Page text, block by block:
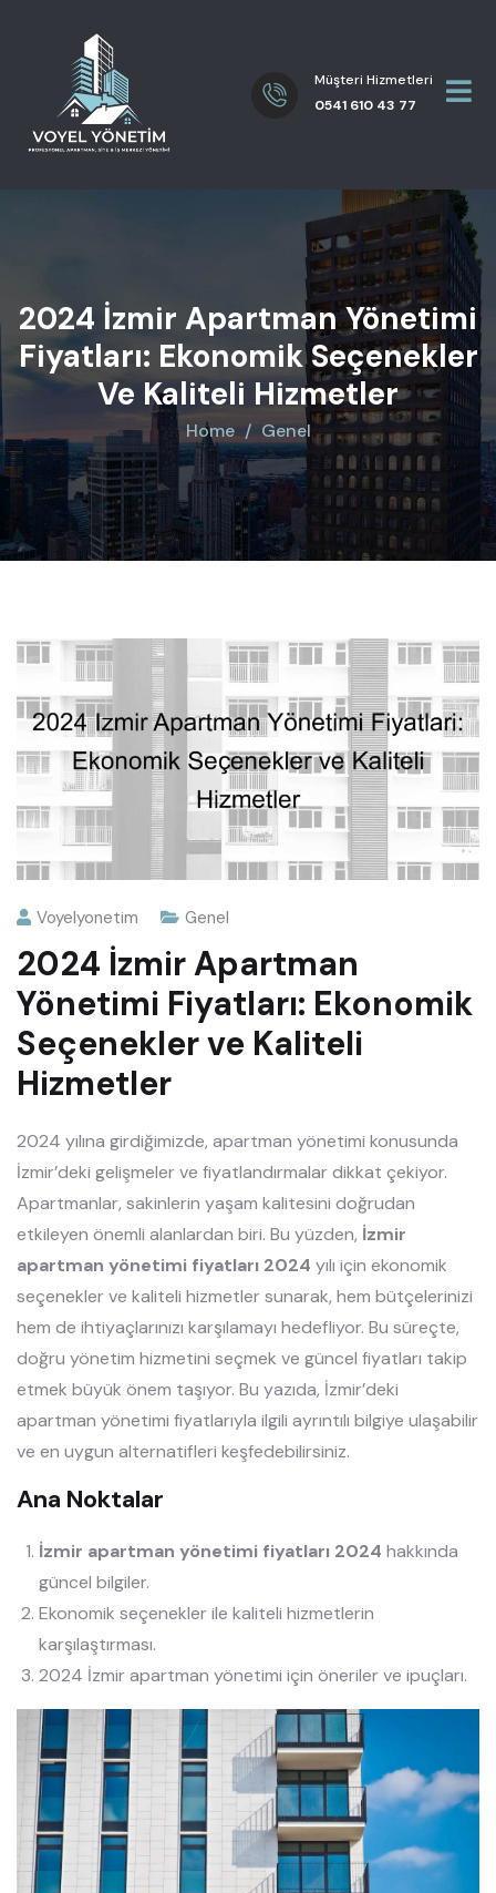
Müşteri Hizmetleri
0541 610 43 77
2024 İzmir Apartman Yönetimi
Fiyatları: Ekonomik Seçenekler
Ve Kaliteli Hizmetler
Home Genel
Voyelyonetim Genel
2024 İzmir Apartman
Yönetimi Fiyatları: Ekonomik
Seçenekler ve Kaliteli
Hizmetler
2024 yılına girdiğimizde, apartman yönetimi konusunda
İzmir’deki gelişmeler ve fiyatlandırmalar dikkat çekiyor.
Apartmanlar, sakinlerin yaşam kalitesini doğrudan
etkileyen önemli alanlardan biri. Bu yüzden, İzmir
apartman yönetimi fiyatları 2024 yılı için ekonomik
seçenekler ve kaliteli hizmetler sunarak, hem bütçelerinizi
hem de ihtiyaçlarınızı karşılamayı hedefliyor. Bu süreçte,
doğru yönetim hizmetini seçmek ve güncel fiyatları takip
etmek büyük önem taşıyor. Bu yazıda, İzmir’deki
apartman yönetimi fiyatlarıyla ilgili ayrıntılı bilgiye ulaşabilir
ve en uygun alternatifleri keşfedebilirsiniz.
Ana Noktalar
İzmir apartman yönetimi fiyatları 2024 hakkında
güncel bilgiler.
Ekonomik seçenekler ile kaliteli hizmetlerin
karşılaştırması.
2024 İzmir apartman yönetimi için öneriler ve ipuçları.